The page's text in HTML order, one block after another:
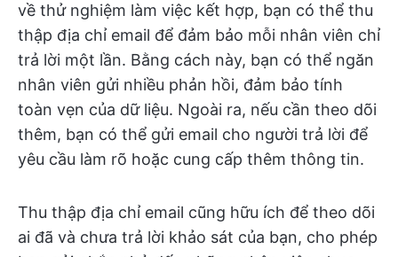
về thử nghiệm làm việc kết hợp, bạn có thể thu
thập địa chỉ email để đảm bảo mỗi nhân viên chỉ
trả lời một lần. Bằng cách này, bạn có thể ngăn
nhân viên gửi nhiều phản hồi, đảm bảo tính
toàn vẹn của dữ liệu. Ngoài ra, nếu cần theo dõi
thêm, bạn có thể gửi email cho người trả lời để
yêu cầu làm rõ hoặc cung cấp thêm thông tin.
Thu thập địa chỉ email cũng hữu ích để theo dõi
ai đã và chưa trả lời khảo sát của bạn, cho phép